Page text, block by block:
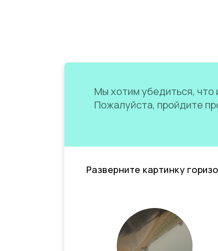
Мы хотим убедиться, что
Пожалуйста, пройдите
Разверните картинку